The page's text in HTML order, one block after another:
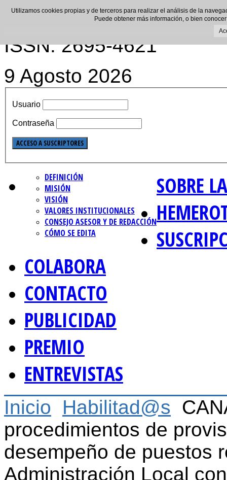
ISSN: 2695-4621
9 Agosto 2026
Usuario
Contraseña
SOBRE
DEFINICIÓN
MISIÓN
VISIÓN
VALORES INSTITUCIONALES
CONSEJO ASESOR Y DE REDACCIÓN
CÓMO SE EDITA
COLABORA
CONTACTO
PUBLICIDAD
PREMIO
ENTREVISTAS
Inicio Habilitad@s
procedimientos de
desempeño de puestos
Administración Local
Utilizamos cookies propias y de terceros para realizar el análisis de la
Puede obtener más información, o bien